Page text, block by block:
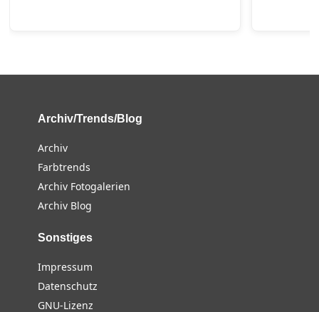
Archiv/Trends/Blog
Archiv
Farbtrends
Archiv Fotogalerien
Archiv Blog
Sonstiges
Impressum
Datenschutz
GNU-Lizenz